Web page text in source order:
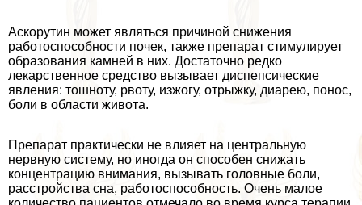
Аскорутин может являться причиной снижения
работоспособности почек, также препарат стимулирует
образования камней в них. Достаточно редко
лекарственное средство вызывает диспепсические
явления: тошноту, рвоту, изжогу, отрыжку, диарею, понос,
боли в области живота.
Препарат пpaктически не влияет на центральную
нервную систему, но иногда он способен снижать
концентрацию внимания, вызывать головные боли,
расстройства сна, работоспособность. Очень малое